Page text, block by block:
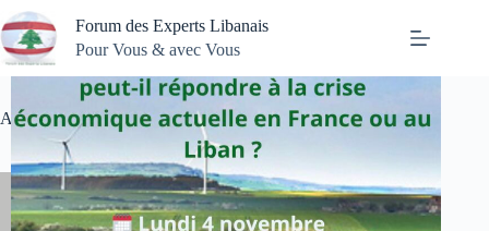
Passer
au
contenu
Forum des Experts Libanais
Pour Vous & avec Vous
Actualité